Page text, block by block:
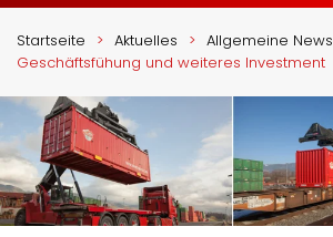
Startseite Aktuelles Allgemeine News
Geschäftsfühung und weiteres Investment